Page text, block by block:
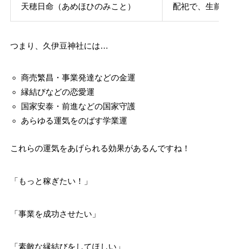
天穂日命（あめほひのみこと） 配祀で、生前
つまり、久伊豆神社には…
商売繁昌・事業発達などの金運
縁結びなどの恋愛運
国家安泰・前進などの国家守護
あらゆる運気をのばす学業運
これらの運気をあげられる効果があるんですね！
「もっと稼ぎたい！」
「事業を成功させたい」
「素敵な縁結びをしてほしい」